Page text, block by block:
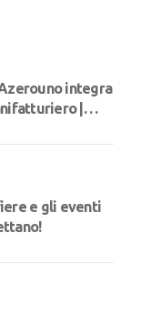
integra
|
e gli eventi